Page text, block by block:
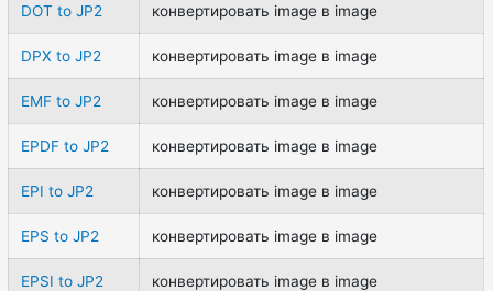
DOT to JP2 конвертировать image в image
DPX to JP2 конвертировать image в image
EMF to JP2 конвертировать image в image
EPDF to JP2 конвертировать image в image
EPI to JP2 конвертировать image в image
EPS to JP2 конвертировать image в image
EPSI to JP2 конвертировать image в image